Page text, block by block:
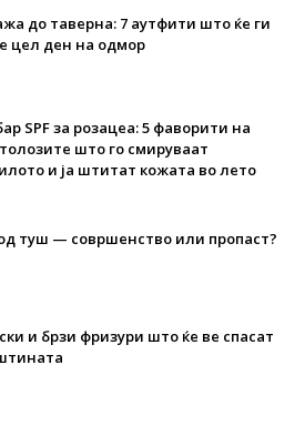
до таверна: 7 аутфити што ќе ги
цел ден на одмор
SPF за розацеа: 5 фаворити на
што го смируваат
и ја штитат кожата во лето
туш — совршенство или пропаст?
и брзи фризури што ќе ве спасат